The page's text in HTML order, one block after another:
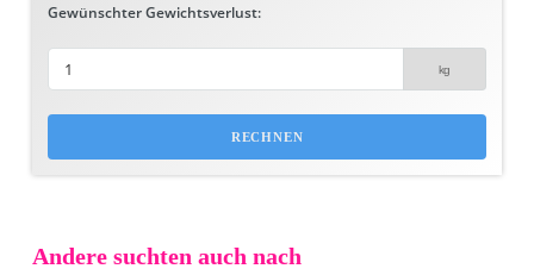
Gewünschter Gewichtsverlust:
Andere suchten auch nach